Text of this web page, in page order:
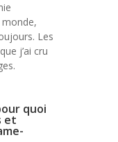
Les
j’ai cru
quoi
et